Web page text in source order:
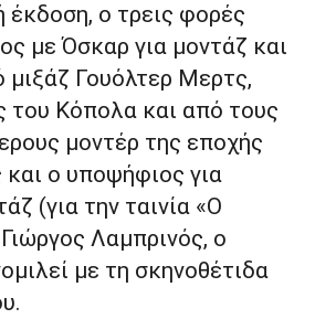
έκδοση, ο τρεις φορές
με Όσκαρ για μοντάζ και
μιξάζ Γουόλτερ Μερτς,
του Κόπολα και από τους
μοντέρ της εποχής
ο υποψήφιος για
(για την ταινία «Ο
Λαμπρινός, ο
με τη σκηνοθέτιδα